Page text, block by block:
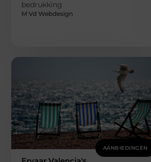
bedrukking
M Vd Webdesign
AANBIEDINGEN